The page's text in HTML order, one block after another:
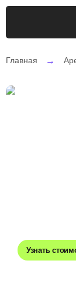
Главная
Узнать